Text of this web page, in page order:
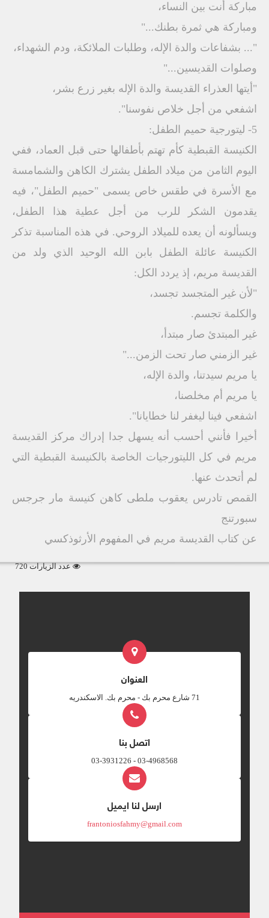
مباركة أنت بين النساء،
ومباركة هي ثمرة بطنك..."
"... بشفاعات والدة الإله، وطلبات الملائكة، ودم الشهداء،
وصلوات القديسين..."
"أيتها العذراء القديسة والدة الإله بغير زرع بشر،
اشفعي من أجل خلاص نفوسنا".
5- ليتورجية حميم الطفل:
الكنيسة القبطية كأم تهتم بأطفالها حتى قبل العماد، ففي
اليوم الثامن من ميلاد الطفل يشترك الكاهن والشمامسة
مع الأسرة في طقس خاص يسمى "حميم الطفل"، فيه
يقدمون الشكر للرب من أجل عطية هذا الطفل،
ويسألونه أن يعده للميلاد الروحي. في هذه المناسبة تذكر
الكنيسة عائلة الطفل بابن الله الوحيد الذي ولد من
القديسة مريم، إذ يردد الكل:
"لأن غير المتجسد تجسد،
والكلمة تجسم.
غير المبتدئ صار مبتدأ،
غير الزمني صار تحت الزمن..."
يا مريم سيدتنا، والدة الإله،
يا مريم أم مخلصنا،
اشفعي فينا ليغفر لنا خطايانا".
أخيرا فأنني أحسب أنه يسهل جدا إدراك مركز القديسة
مريم في كل الليتورجيات الخاصة بالكنيسة القبطية التي
لم أتحدث عنها.
القمص تادرس يعقوب ملطى كاهن كنيسة مار جرجس
سبورتنج
عن كتاب القديسة مريم في المفهوم الأرثوذكسي
عدد الزيارات 720
العنوان
‎71 شارع محرم بك - محرم بك. الاسكندريه
اتصل بنا
03-4968568 - 03-3931226
ارسل لنا ايميل
frantoniosfahmy@gmail.com